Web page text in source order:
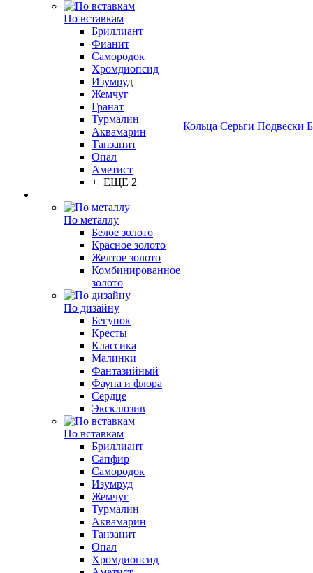
По вставкам
Бриллиант
Фианит
Самородок
Хромдиопсид
Изумруд
Жемчуг
Гранат
Турмалин
Аквамарин
Танзанит
Опал
Аметист
+ ЕЩЕ 2
По металлу
Белое золото
Красное золото
Желтое золото
Комбинированное
золото
По дизайну
Бегунок
Кресты
Классика
Малинки
Фантазийный
Фауна и флора
Сердце
Эксклюзив
По вставкам
Бриллиант
Сапфир
Самородок
Изумруд
Жемчуг
Турмалин
Аквамарин
Танзанит
Опал
Хромдиопсид
Кольца Серьги Подвески